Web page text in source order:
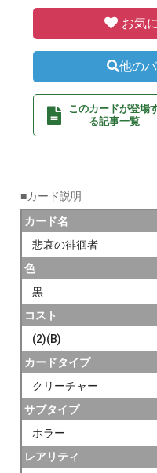
お気
他の
このカードが登場
る記事一覧
■カード説明
カード名
悲哀の徘徊者
色
黒
コスト
(2)(B)
カードタイプ
クリーチャー
サブタイプ
ホラー
レアリティ